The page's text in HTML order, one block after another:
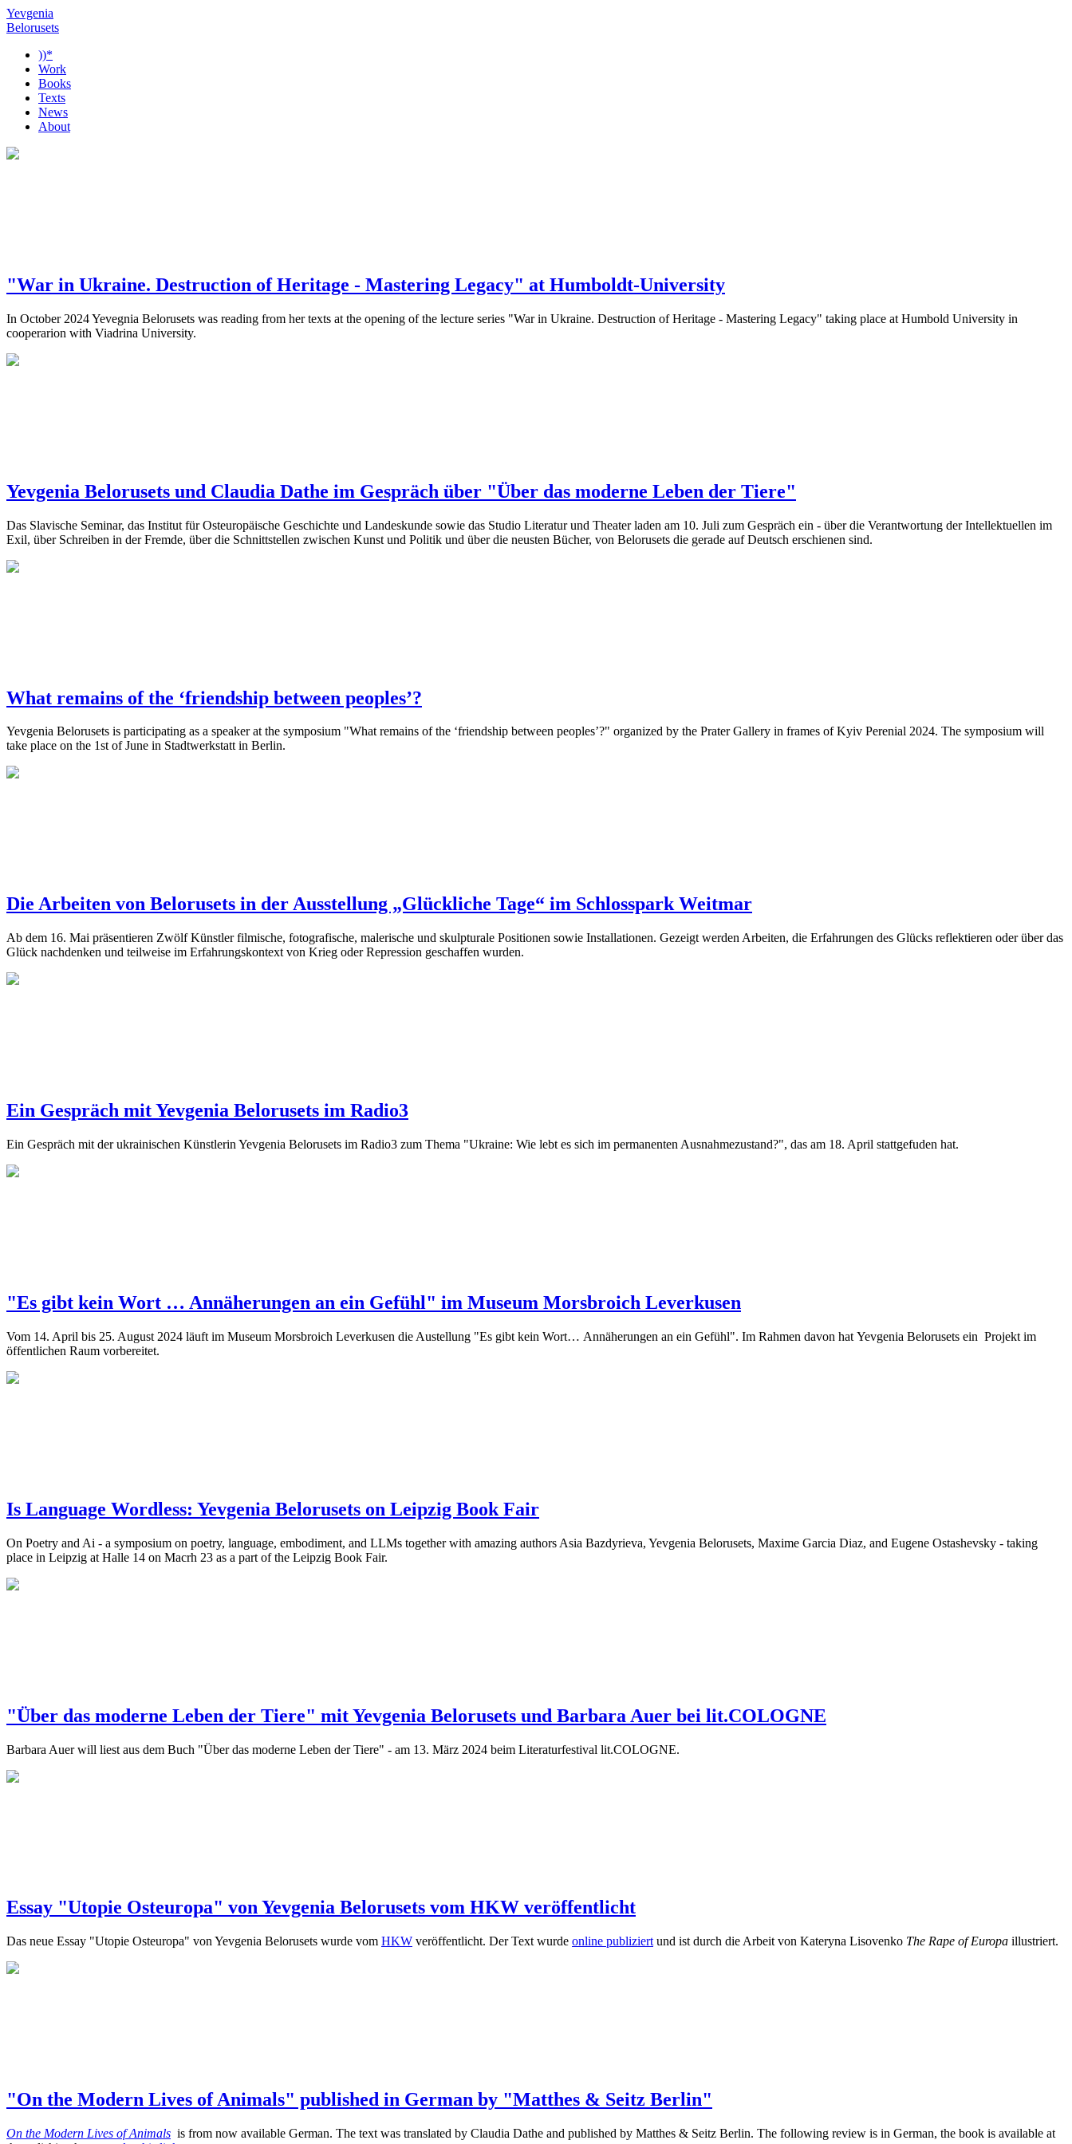
Yevgenia
Belorusets
))*
Work
Books
Texts
News
About
"War in Ukraine. Destruction of Heritage - Mastering Legacy" at Humboldt-University
In October 2024 Yevegnia Belorusets was reading from her texts at the opening of the lecture series "War in Ukraine. Destruction of Heritage - Mastering Legacy" taking place at Humbold University in
cooperarion with Viadrina University.
Yevgenia Belorusets und Claudia Dathe im Gespräch über "Über das moderne Leben der Tiere"
Das Slavische Seminar, das Institut für Osteuropäische Geschichte und Landeskunde sowie das Studio Literatur und Theater laden am 10. Juli zum Gespräch ein - über die Verantwortung der Intellektuellen im
Exil, über Schreiben in der Fremde, über die Schnittstellen zwischen Kunst und Politik und über die neusten Bücher, von Belorusets die gerade auf Deutsch erschienen sind.
What remains of the ‘friendship between peoples’?
Yevgenia Belorusets is participating as a speaker at the symposium "What remains of the ‘friendship between peoples’?" organized by the Prater Gallery in frames of Kyiv Perenial 2024. The symposium will
take place on the 1st of June in Stadtwerkstatt in Berlin.
Die Arbeiten von Belorusets in der Ausstellung „Glückliche Tage“ im Schlosspark Weitmar
Ab dem 16. Mai präsentieren Zwölf Künstler filmische, fotografische, malerische und skulpturale Positionen sowie Installationen. Gezeigt werden Arbeiten, die Erfahrungen des Glücks reflektieren oder über das
Glück nachdenken und teilweise im Erfahrungskontext von Krieg oder Repression geschaffen wurden.
Ein Gespräch mit Yevgenia Belorusets im Radio3
Ein Gespräch mit der ukrainischen Künstlerin Yevgenia Belorusets im Radio3 zum Thema "Ukraine: Wie lebt es sich im permanenten Ausnahmezustand?", das am 18. April stattgefuden hat.
"Es gibt kein Wort … Annäherungen an ein Gefühl" im Museum Morsbroich Leverkusen
Vom 14. April bis 25. August 2024 läuft im Museum Morsbroich Leverkusen die Austellung "Es gibt kein Wort… Annäherungen an ein Gefühl". Im Rahmen davon hat Yevgenia Belorusets ein Projekt im
öffentlichen Raum vorbereitet.
Is Language Wordless: Yevgenia Belorusets on Leipzig Book Fair
On Poetry and Ai - a symposium on poetry, language, embodiment, and LLMs together with amazing authors Asia Bazdyrieva, Yevgenia Belorusets, Maxime Garcia Diaz, and Eugene Ostashevsky - taking
place in Leipzig at Halle 14 on Macrh 23 as a part of the Leipzig Book Fair.
"Über das moderne Leben der Tiere" mit Yevgenia Belorusets und Barbara Auer bei lit.COLOGNE
Barbara Auer will liest aus dem Buch "Über das moderne Leben der Tiere" - am 13. März 2024 beim Literaturfestival lit.COLOGNE.
Essay "Utopie Osteuropa" von Yevgenia Belorusets vom HKW veröffentlicht
Das neue Essay "Utopie Osteuropa" von Yevgenia Belorusets wurde vom HKW veröffentlicht. Der Text wurde online publiziert und ist durch die Arbeit von Kateryna Lisovenko The Rape of Europa illustriert.
"On the Modern Lives of Animals" published in German by "Matthes & Seitz Berlin"
On the Modern Lives of Animals is from now available German. The text was translated by Claudia Dathe and published by Matthes & Seitz Berlin. The following review is in German, the book is available at